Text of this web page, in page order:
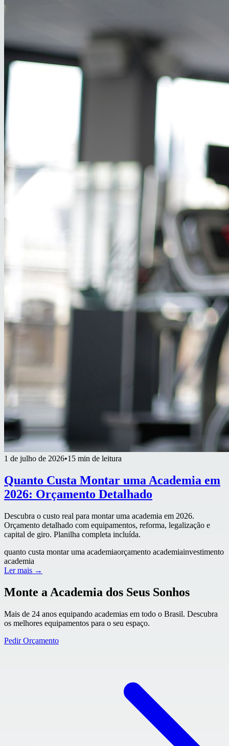
1 de julho de 2026•15 min de leitura
Quanto Custa Montar uma Academia em
2026: Orçamento Detalhado
Descubra o custo real para montar uma academia em 2026.
Orçamento detalhado com equipamentos, reforma, legalização e
capital de giro. Planilha completa incluída.
quanto custa montar uma academiaorçamento academiainvestimento
academia
Ler mais →
Monte a Academia dos Seus Sonhos
Mais de 24 anos equipando academias em todo o Brasil. Descubra
os melhores equipamentos para o seu espaço.
Pedir Orçamento